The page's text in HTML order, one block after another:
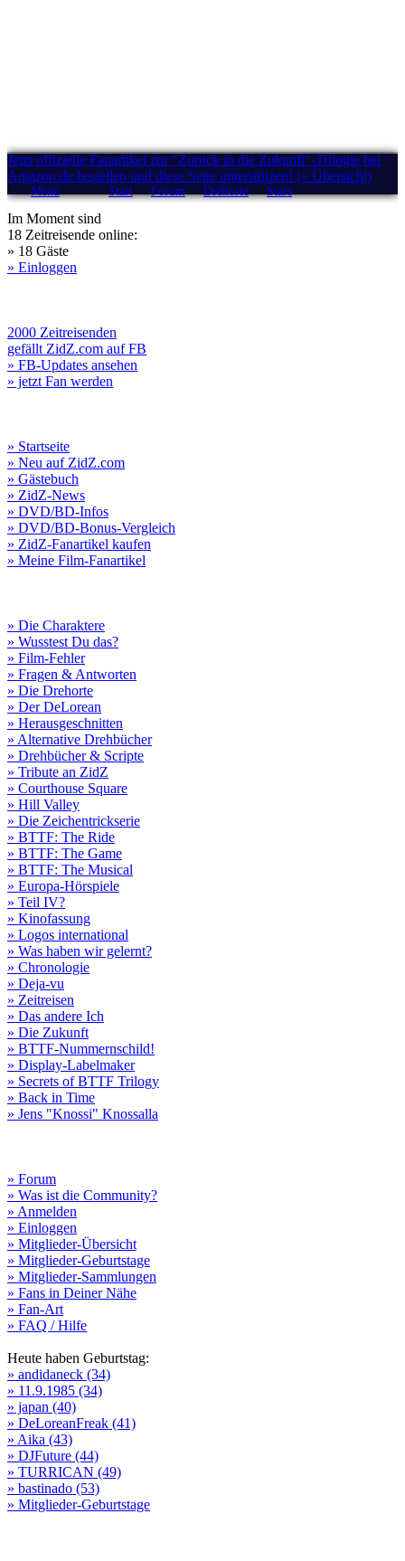
Jetzt offizielle Fanartikel zur "Zurück in die Zukunft"-Trilogie bei
Amazon.de bestellen und diese Seite unterstützen! (» Übersicht)
Menü Start Forum Drehorte Stars
Im Moment sind
18 Zeitreisende online:
» 18 Gäste
» Einloggen
2000 Zeitreisenden
gefällt ZidZ.com auf FB
» FB-Updates ansehen
» jetzt Fan werden
» Startseite
» Neu auf ZidZ.com
» Gästebuch
» ZidZ-News
» DVD/BD-Infos
» DVD/BD-Bonus-Vergleich
» ZidZ-Fanartikel kaufen
» Meine Film-Fanartikel
» Die Charaktere
» Wusstest Du das?
» Film-Fehler
» Fragen & Antworten
» Die Drehorte
» Der DeLorean
» Herausgeschnitten
» Alternative Drehbücher
» Drehbücher & Scripte
» Tribute an ZidZ
» Courthouse Square
» Hill Valley
» Die Zeichentrickserie
» BTTF: The Ride
» BTTF: The Game
» BTTF: The Musical
» Europa-Hörspiele
» Teil IV?
» Kinofassung
» Logos international
» Was haben wir gelernt?
» Chronologie
» Deja-vu
» Zeitreisen
» Das andere Ich
» Die Zukunft
» BTTF-Nummernschild!
» Display-Labelmaker
» Secrets of BTTF Trilogy
» Back in Time
» Jens "Knossi" Knossalla
» Forum
» Was ist die Community?
» Anmelden
» Einloggen
» Mitglieder-Übersicht
» Mitglieder-Geburtstage
» Mitglieder-Sammlungen
» Fans in Deiner Nähe
» Fan-Art
» FAQ / Hilfe
Heute haben Geburtstag:
» andidaneck (34)
» 11.9.1985 (34)
» japan (40)
» DeLoreanFreak (41)
» Aika (43)
» DJFuture (44)
» TURRICAN (49)
» bastinado (53)
» Mitglieder-Geburtstage